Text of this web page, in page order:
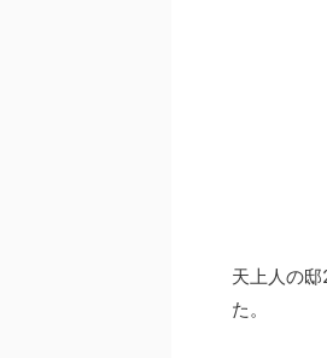
天上人の
た。